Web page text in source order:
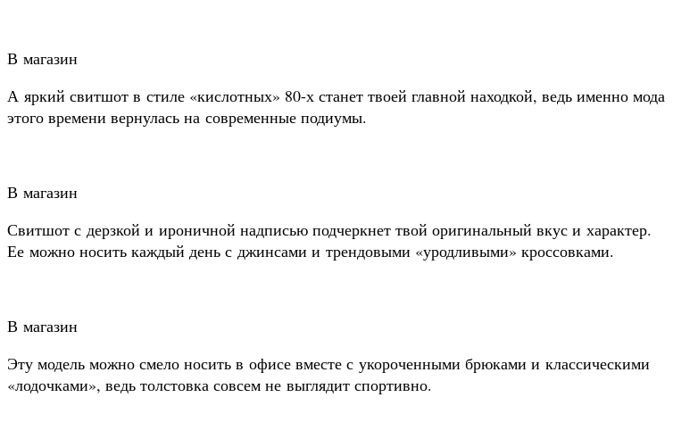
В магазин
А яркий свитшот в стиле «кислотных» 80-х станет твоей главной находкой, ведь именно мода
этого времени вернулась на современные подиумы.
В магазин
Свитшот с дерзкой и ироничной надписью подчеркнет твой оригинальный вкус и характер.
Ее можно носить каждый день с джинсами и трендовыми «уродливыми» кроссовками.
В магазин
Эту модель можно смело носить в офисе вместе с укороченными брюками и классическими
«лодочками», ведь толстовка совсем не выглядит спортивно.